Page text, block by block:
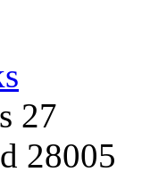
27
28005